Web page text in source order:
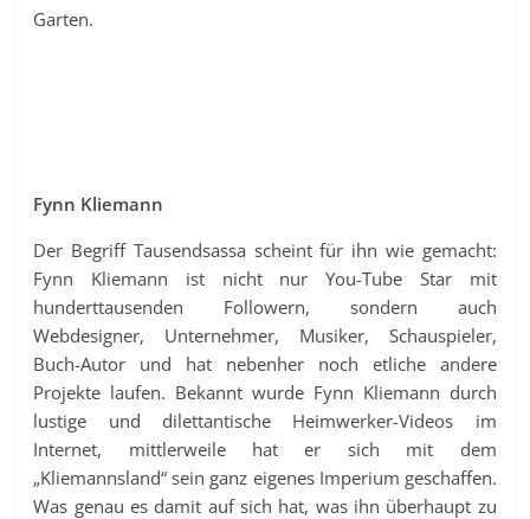
Garten.
Fynn Kliemann
Der Begriff Tausendsassa scheint für ihn wie gemacht:
Fynn Kliemann ist nicht nur You-Tube Star mit
hunderttausenden Followern, sondern auch
Webdesigner, Unternehmer, Musiker, Schauspieler,
Buch-Autor und hat nebenher noch etliche andere
Projekte laufen. Bekannt wurde Fynn Kliemann durch
lustige und dilettantische Heimwerker-Videos im
Internet, mittlerweile hat er sich mit dem
„Kliemannsland“ sein ganz eigenes Imperium geschaffen.
Was genau es damit auf sich hat, was ihn überhaupt zu